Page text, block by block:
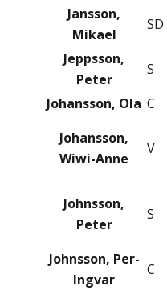
Jansson,
Mikael
SD
Jeppsson,
Peter
S
Johansson, Ola C
Johansson,
Wiwi-Anne
V
Johnsson,
Peter
S
Johnsson, Per-
Ingvar
C